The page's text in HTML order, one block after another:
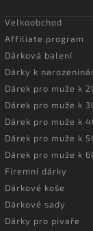
Velkoobchod
Affiliate program
Dárková balení
Dárky k
Dárek pro muže k
Dárek pro muže k
Dárek pro muže k
Dárek pro muže k
Dárek pro muže k
Firemní dárky
Dárkové koše
Dárkové sady
Dárky pro pivaře